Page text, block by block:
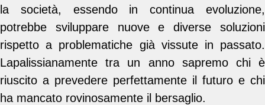
la società, essendo in continua evoluzione,
potrebbe sviluppare nuove e diverse soluzioni
rispetto a problematiche già vissute in passato.
Lapalissianamente tra un anno sapremo chi è
riuscito a prevedere perfettamente il futuro e chi
ha mancato rovinosamente il bersaglio.